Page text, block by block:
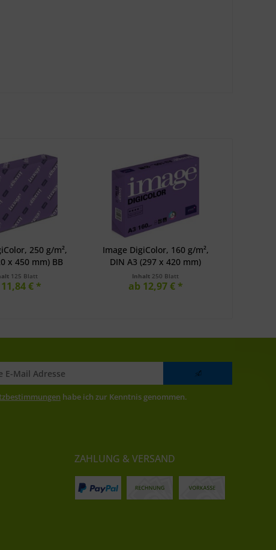
250 g/m²,
x 450 mm) BB
125 Blatt
€ *
Image DigiColor, 160 g/m²,
DIN A3 (297 x 420 mm)
Inhalt 250 Blatt
ab 12,97 € *
habe ich zur Kenntnis genommen.
ZAHLUNG & VERSAND